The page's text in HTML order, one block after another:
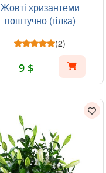
Жовті хризантеми
поштучно (гілка)
(2)
9 $